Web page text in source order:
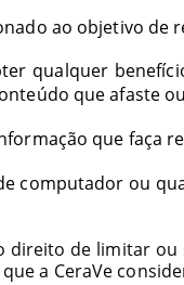
ao objetivo de
qualquer
que afaste
que faça
computador ou
direito de limitar
a CeraVe